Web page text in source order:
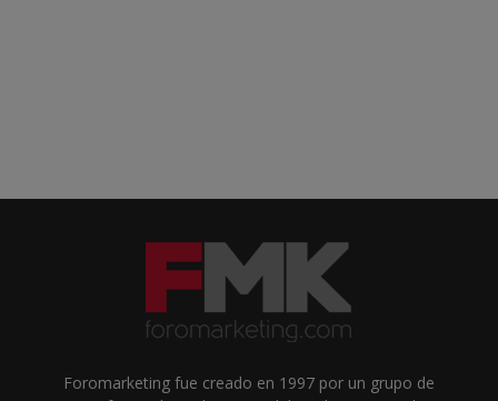
Foromarketing fue creado en 1997 por un grupo de